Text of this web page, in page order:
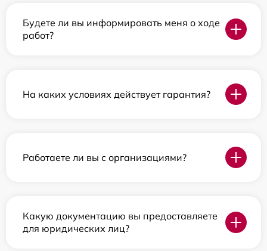
Будете ли вы информировать меня о ходе
работ?
На каких условиях действует гарантия?
Работаете ли вы с организациями?
Какую документацию вы предоставляете
для юридических лиц?